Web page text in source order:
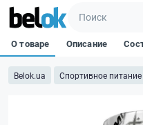
Belok.ua Спортивное питание
О товаре Описание